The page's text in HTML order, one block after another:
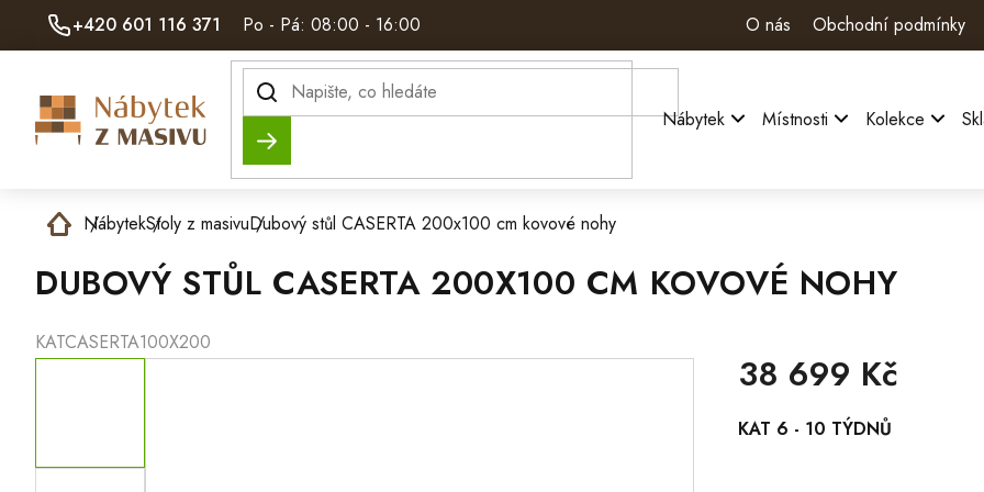
+420 601 116 371 Po - Pá: 08:00 - 16:00 O nás Obchodní podmínky
Hledat Nábytek Místnosti Kolekce
DomůNábytekStoly z masivuDubový stůl CASERTA 200x100 cm kovové nohy
DUBOVÝ STŮL CASERTA 200X100 CM KOVOVÉ NOHY
KATCASERTA100X200
38 699 Kč
Měrná
cena:
KAT 6 - 10 TÝDNŮ